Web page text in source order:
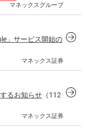
マネックスグループ
」サービス開始の
マネックス証券
るお知らせ （112
マネックス証券